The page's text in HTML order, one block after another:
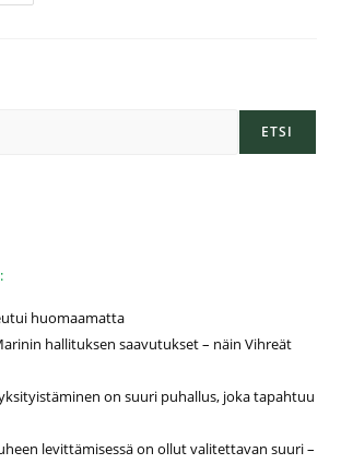
ETSI
huomaamatta
hallituksen saavutukset – näin Vihreät
on suuri puhallus, joka tapahtuu
levittämisessä on ollut valitettavan suuri –